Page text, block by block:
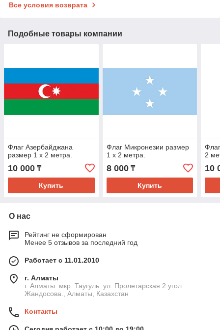
Все условия возврата
Подобные товары компании
Флаг Азербайджана
размер 1 х 2 метра.
10 000 ₸
Купить
Флаг Микронезии размер
1 х 2 метра.
8 000₸
Купить
2
10
О нас
Рейтинг не сформирован
Менее 5 отзывов за последний год
Работает с 11.01.2010
г. Алматы
г. Алматы. мкр. Таугуль. ул. Пролетарская 2 угол
Жандосова., Алматы, Казахстан
Контакты